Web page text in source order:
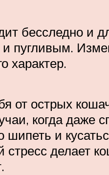
бесследно и
пугливым.
характер.
от острых
когда даже
шипеть и
стресс делает